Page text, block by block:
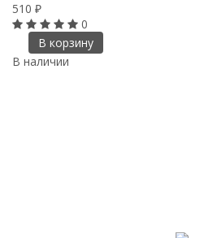
510 ₽
0
В корзину
В наличии